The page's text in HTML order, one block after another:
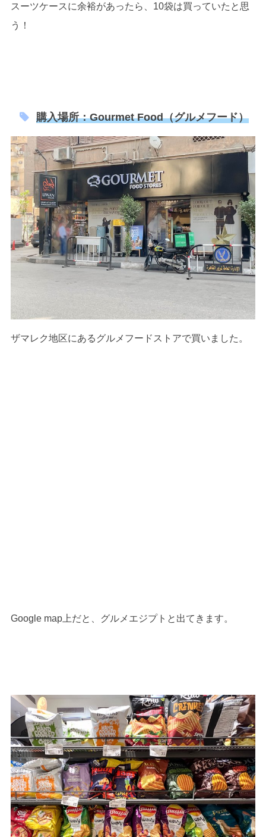
スーツケースに余裕があったら、10袋は買っていたと思
う！
購入場所：Gourmet Food（グルメフード）
ザマレク地区にあるグルメフードストアで買いました。
Google map上だと、グルメエジプトと出てきます。